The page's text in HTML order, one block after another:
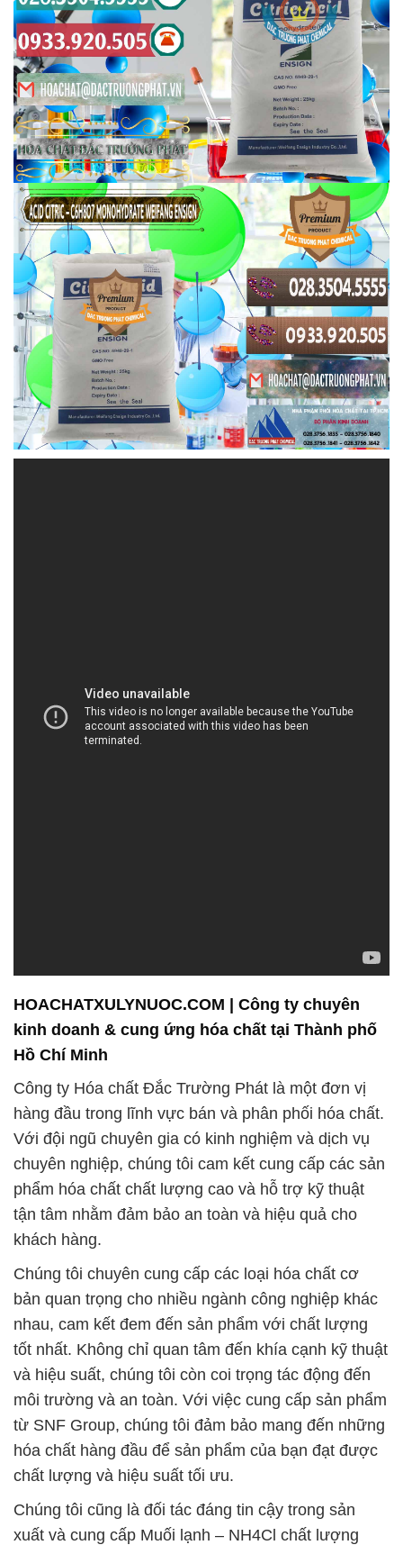
HOACHATXULYNUOC.COM | Công ty chuyên
kinh doanh & cung ứng hóa chất tại Thành phố
Hồ Chí Minh
Công ty Hóa chất Đắc Trường Phát là một đơn vị
hàng đầu trong lĩnh vực bán và phân phối hóa chất.
Với đội ngũ chuyên gia có kinh nghiệm và dịch vụ
chuyên nghiệp, chúng tôi cam kết cung cấp các sản
phẩm hóa chất chất lượng cao và hỗ trợ kỹ thuật
tận tâm nhằm đảm bảo an toàn và hiệu quả cho
khách hàng.
Chúng tôi chuyên cung cấp các loại hóa chất cơ
bản quan trọng cho nhiều ngành công nghiệp khác
nhau, cam kết đem đến sản phẩm với chất lượng
tốt nhất. Không chỉ quan tâm đến khía cạnh kỹ thuật
và hiệu suất, chúng tôi còn coi trọng tác động đến
môi trường và an toàn. Với việc cung cấp sản phẩm
từ SNF Group, chúng tôi đảm bảo mang đến những
hóa chất hàng đầu để sản phẩm của bạn đạt được
chất lượng và hiệu suất tối ưu.
Chúng tôi cũng là đối tác đáng tin cậy trong sản
xuất và cung cấp Muối lạnh – NH4Cl chất lượng